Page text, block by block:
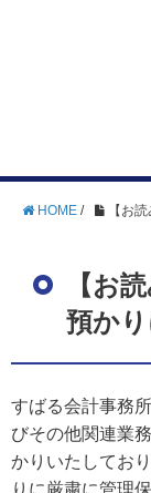
HOME / 【お
【お
預か
すばる会計事務
びその他関連業
かりいたしてお